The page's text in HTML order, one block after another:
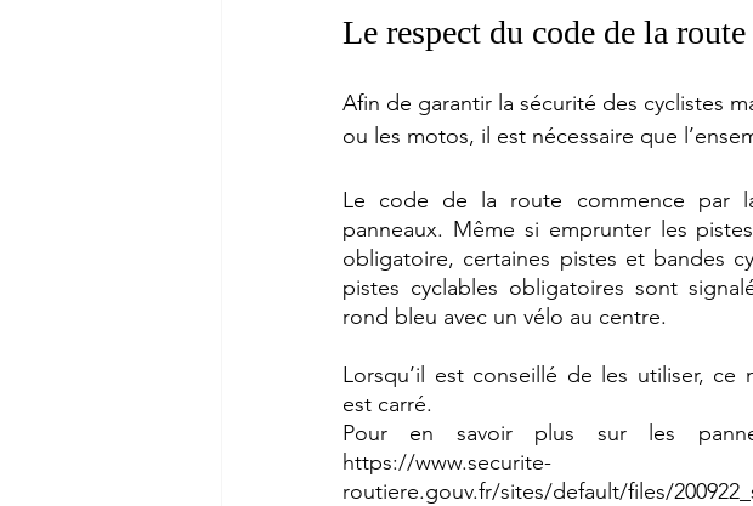
Le respect du code de la
Afin de garantir la sécurité des cyclistes
ou les motos, il est nécessaire que
Le code de la route commence par
panneaux. Même si emprunter les
obligatoire, certaines pistes et bandes
pistes cyclables obligatoires sont
rond bleu avec un vélo au centre.
Lorsqu’il est conseillé de les utiliser, ce
est carré.
Pour en savoir plus sur les
https://www.securite-
routiere.gouv.fr/sites/default/files/